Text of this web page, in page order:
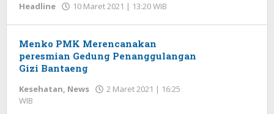
Headline 10 Maret 2021 | 13:20 WIB
Menko PMK Merencanakan
peresmian Gedung Penanggulangan
Gizi Bantaeng
Kesehatan, News
2 Maret 2021 | 16:25
WIB